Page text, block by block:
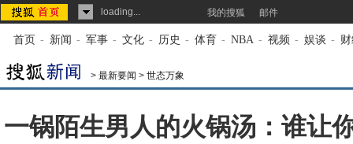
loading... 我的搜狐 邮件
首页 - 新闻 - 军事 - 文化 - 历史 - 体育 - NBA - 视频 - 娱谈 -
> 最新要闻 > 世态万象
一锅陌生男人的火锅汤：谁让